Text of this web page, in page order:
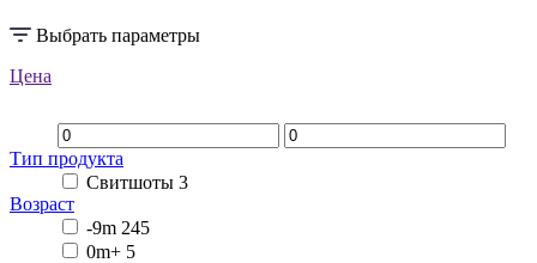
Выбрать параметры
Цена
Тип продукта
Свитшоты 3
Возраст
-9m 245
0m+ 5